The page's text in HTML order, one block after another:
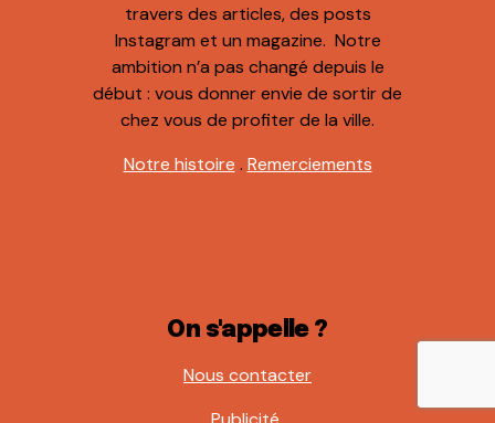
travers des articles, des posts
Instagram et un magazine. Notre
ambition n’a pas changé depuis le
début : vous donner envie de sortir de
chez vous de profiter de la ville.
Notre histoire . Remerciements
On s'appelle ?
Nous contacter